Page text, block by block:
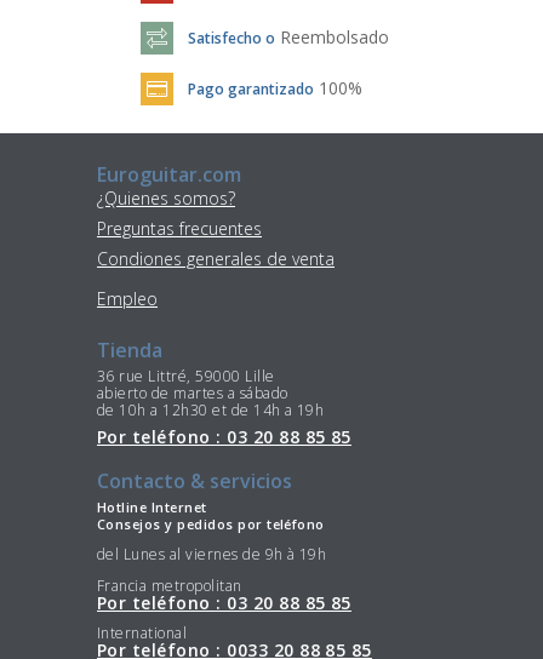
Satisfecho o Reembolsado
Pago garantizado 100%
Euroguitar.com
¿Quienes somos?
Preguntas frecuentes
Condiones generales de venta
Empleo
Tienda
36 rue Littré, 59000 Lille
abierto de martes a sábado
de 10h a 12h30 et de 14h a 19h
Por teléfono : 03 20 88 85 85
Contacto & servicios
Hotline Internet
Consejos y pedidos por teléfono
del Lunes al viernes de 9h à 19h
Francia metropolitan
Por teléfono : 03 20 88 85 85
International
Por teléfono : 0033 20 88 85 85